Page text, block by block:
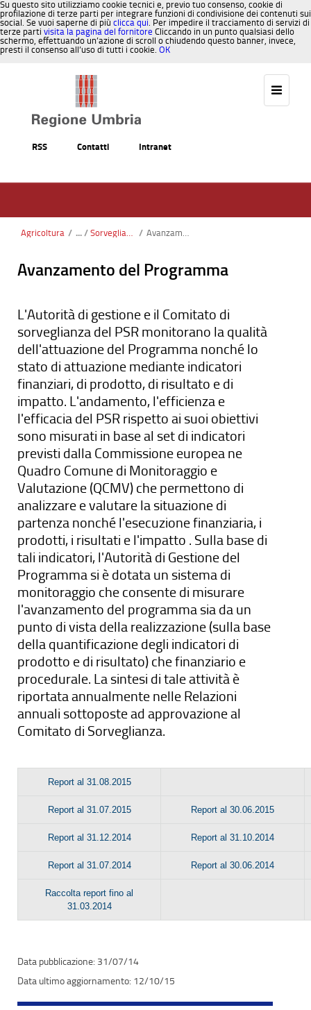
Su questo sito utilizziamo cookie tecnici e, previo tuo consenso, cookie di
profilazione di terze parti per integrare funzioni di condivisione dei contenuti sui
social. Se vuoi saperne di più clicca qui. Per impedire il tracciamento di servizi di
terze parti visita la pagina del fornitore Cliccando in un punto qualsiasi dello
schermo, effettuando un’azione di scroll o chiudendo questo banner, invece,
presti il consenso all’uso di tutti i cookie. OK
RSS Contatti Intranet
Agricoltura / Sorveglianza e valutazione / Avanzamento del Programma
Avanzamento del Programma
L'Autorità di gestione e il Comitato di
sorveglianza del PSR monitorano la qualità
dell'attuazione del Programma nonché lo
stato di attuazione mediante indicatori
finanziari, di prodotto, di risultato e di
impatto. L'andamento, l'efficienza e
l'efficacia del PSR rispetto ai suoi obiettivi
sono misurati in base al set di indicatori
previsti dalla Commissione europea ne
Quadro Comune di Monitoraggio e
Valutazione (QCMV) che permettono di
analizzare e valutare la situazione di
partenza nonché l'esecuzione finanziaria, i
prodotti, i risultati e l'impatto . Sulla base di
tali indicatori, l'Autorità di Gestione del
Programma si è dotata un sistema di
monitoraggio che consente di misurare
l'avanzamento del programma sia da un
punto di vista della realizzazione (sulla base
della quantificazione degli indicatori di
prodotto e di risultato) che finanziario e
procedurale. La sintesi di tale attività è
riportata annualmente nelle Relazioni
annuali sottoposte ad approvazione al
Comitato di Sorveglianza.
Report al 31.08.2015
Report al 31.07.2015 Report al 30.06.2015
Report al 31.12.2014 Report al 31.10.2014
Report al 31.07.2014 Report al 30.06.2014
Raccolta report fino al
31.03.2014
31/07/14
12/10/15